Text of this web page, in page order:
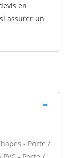
en
assurer un
- Porte /